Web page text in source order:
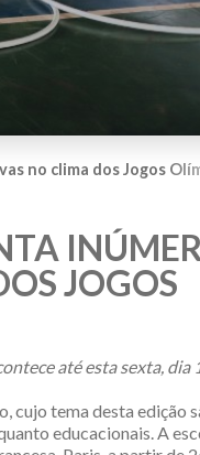
no clima dos Jogos
JOGOS
até esta sexta, dia
cujo tema desta edição
educacionais. A